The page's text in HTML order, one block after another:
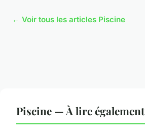
← Voir tous les articles Piscine
Piscine — À lire également